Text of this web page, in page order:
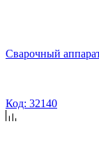
Сварочный
Код: 32140